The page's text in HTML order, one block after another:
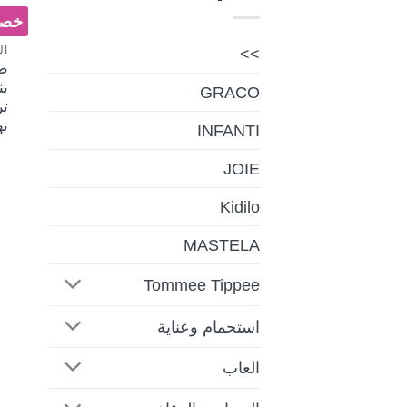
>>
GRACO
INFANTI
JOIE
Kidilo
MASTELA
Tommee Tippee
استحمام وعناية
العاب
خصم